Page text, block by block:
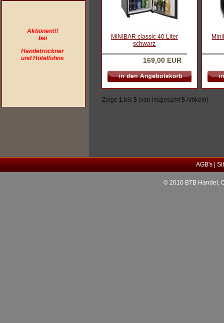
Aktionen!!!
bei
Händetrockner
und Hotelföhns
MINIBAR classic 40 Liter
schwarz
169,00 EUR
Zeige 1 bis 5 (von insgesamt 5 Artikeln)
AGB's|
© 2010 BTB Handel,